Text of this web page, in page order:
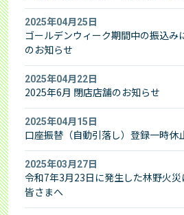
2025年04月25日
ゴールデンウィーク期間中の振込み
のお知らせ
2025年04月22日
2025年6月 閉店店舗のお知らせ
2025年04月15日
口座振替（自動引落し）登録一時休
2025年03月27日
令和7年3月23日に発生した林野火
皆さまへ